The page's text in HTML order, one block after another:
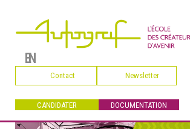
EN
Contact Newsletter
CANDIDATER DOCUMENTATION